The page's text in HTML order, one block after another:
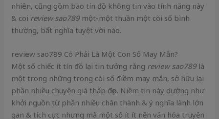
nhiên, cũng gồm bao tín đồ không tin vào tính năng này
& coi review sao789một-một thuần một còi số bình
thường, bất nghĩa tuyệt vời nào.
review sao789 Có Phải Là Một Con Số May Mắn?
Một số chiếc ít tín đồ lại tin tưởng rằng review sao789là
một trong những trong còi số điềm may mắn, sở hữu lại
phần nhiều chuyện giá thấp đẹp. Niềm tin này dường như
khởi nguồn từ phần nhiều chân thành & ý nghĩa lành lớn
gan & tích cực nhưng mà một số ít ít nền văn hóa truyền